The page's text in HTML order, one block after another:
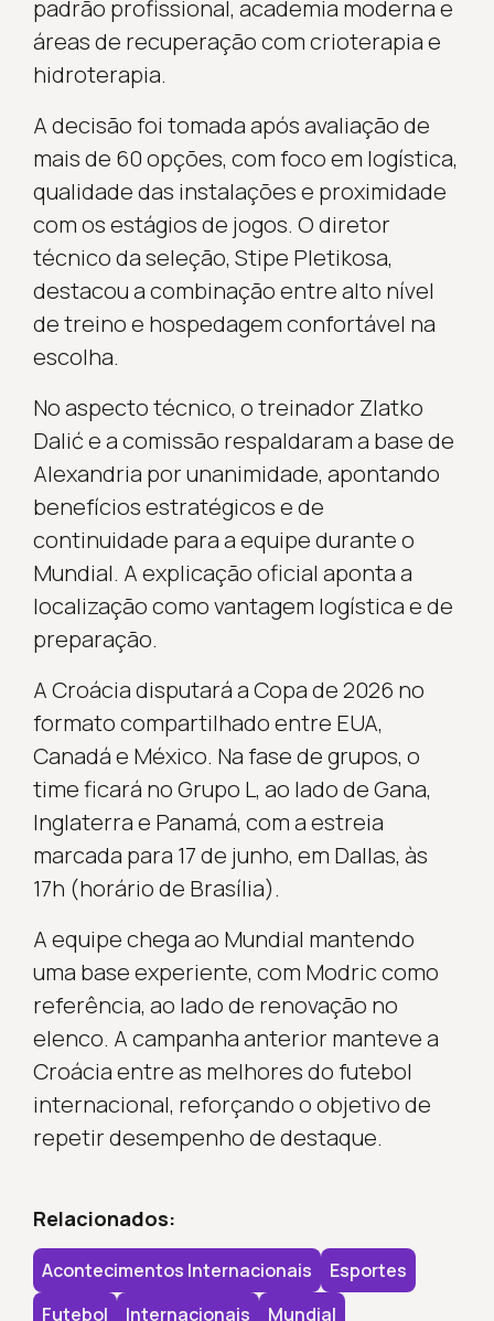
padrão profissional, academia moderna e
áreas de recuperação com crioterapia e
hidroterapia.
A decisão foi tomada após avaliação de
mais de 60 opções, com foco em logística,
qualidade das instalações e proximidade
com os estágios de jogos. O diretor
técnico da seleção, Stipe Pletikosa,
destacou a combinação entre alto nível
de treino e hospedagem confortável na
escolha.
No aspecto técnico, o treinador Zlatko
Dalić e a comissão respaldaram a base de
Alexandria por unanimidade, apontando
benefícios estratégicos e de
continuidade para a equipe durante o
Mundial. A explicação oficial aponta a
localização como vantagem logística e de
preparação.
A Croácia disputará a Copa de 2026 no
formato compartilhado entre EUA,
Canadá e México. Na fase de grupos, o
time ficará no Grupo L, ao lado de Gana,
Inglaterra e Panamá, com a estreia
marcada para 17 de junho, em Dallas, às
17h (horário de Brasília).
A equipe chega ao Mundial mantendo
uma base experiente, com Modric como
referência, ao lado de renovação no
elenco. A campanha anterior manteve a
Croácia entre as melhores do futebol
internacional, reforçando o objetivo de
repetir desempenho de destaque.
Relacionados:
Acontecimentos Internacionais
Esportes
Futebol
Internacionais Mundial